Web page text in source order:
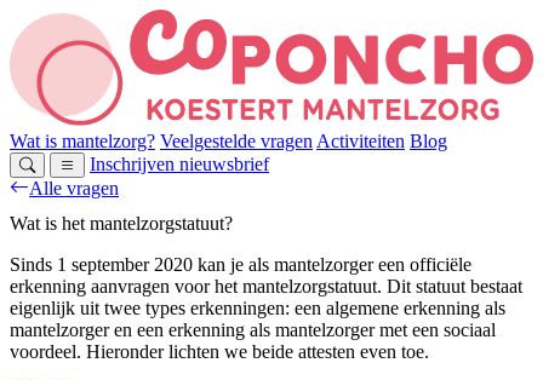
Wat is mantelzorg? Veelgestelde vragen Activiteiten Blog
Inschrijven nieuwsbrief
Alle vragen
Wat is het mantelzorgstatuut?
Sinds 1 september 2020 kan je als mantelzorger een officiële
erkenning aanvragen voor het mantelzorgstatuut. Dit statuut bestaat
eigenlijk uit twee types erkenningen: een algemene erkenning als
mantelzorger en een erkenning als mantelzorger met een sociaal
voordeel. Hieronder lichten we beide attesten even toe.